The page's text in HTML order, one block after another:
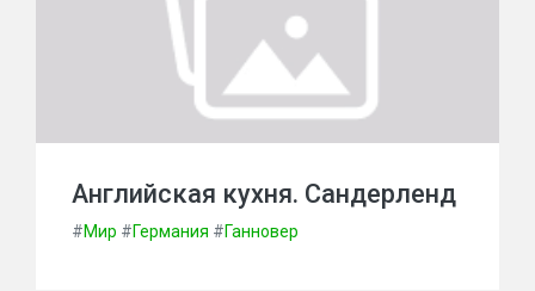
Английская кухня. Сандерленд
#Мир #Германия #Ганновер